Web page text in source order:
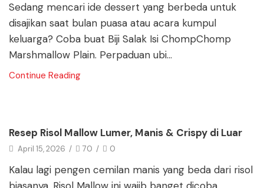
Sedang mencari ide dessert yang berbeda untuk
disajikan saat bulan puasa atau acara kumpul
keluarga? Coba buat Biji Salak Isi ChompChomp
Marshmallow Plain. Perpaduan ubi...
Continue Reading
Resep Risol Mallow Lumer, Manis & Crispy di Luar
April 15, 2026 / 70 / 0
Kalau lagi pengen cemilan manis yang beda dari risol